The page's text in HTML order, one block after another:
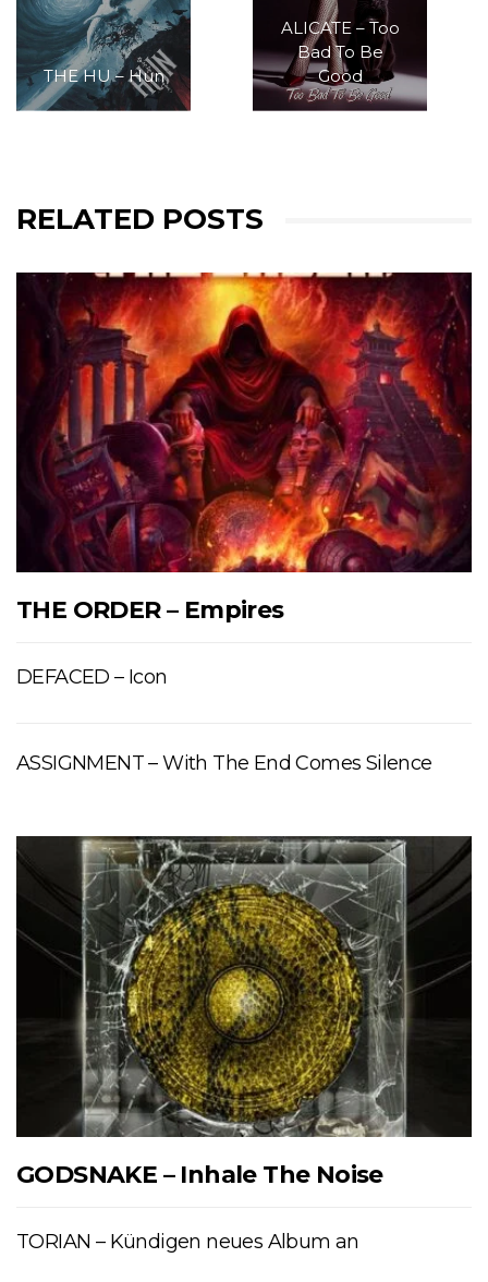
THE HU – Hun
ALICATE – Too
Bad To Be
Good
RELATED POSTS
THE ORDER – Empires
DEFACED – Icon
ASSIGNMENT – With The End Comes Silence
GODSNAKE – Inhale The Noise
TORIAN – Kündigen neues Album an